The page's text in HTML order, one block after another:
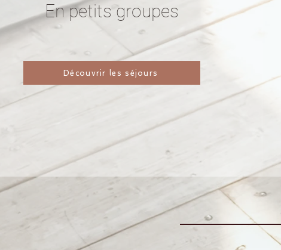
En petits groupes
Découvrir les séjours